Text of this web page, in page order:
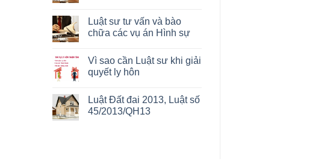
Luật sư tư vấn và bào
chữa các vụ án Hình sự
Vì sao cần Luật sư khi giải
quyết ly hôn
Luật Đất đai 2013, Luật số
45/2013/QH13